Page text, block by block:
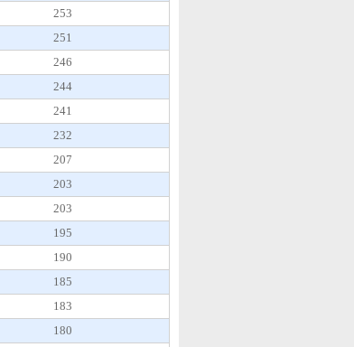
253
251
246
244
241
232
207
203
203
195
190
185
183
180